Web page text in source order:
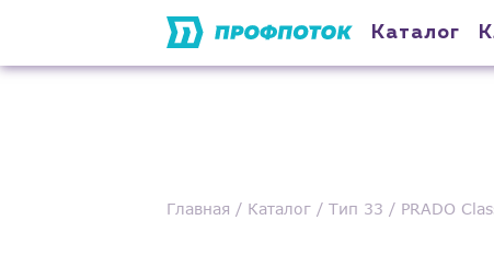
Каталог
Главная Каталог Тип 33 PRADO